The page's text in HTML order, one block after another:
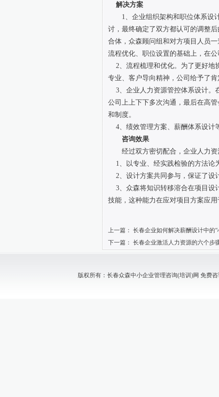
解决方案
1、企业组织架构和职位体系设
讨，最终确定了双方都认可的调整
合体，众森顾问组和对方项目人员
流程优化、职位设置的基础上，在
2、流程梳理和优化。为了更好地
专业、客户导向精神，公司给予了肯
3、企业人力资源管控体系设计。
公司上上下下多次沟通，最后在高
和制度。
4、绩效管理方案、薪酬体系设计
咨询效果
经过双方密切配合，企业人力
1、以专业、经实践检验的方法论
2、设计方案共同参与，保证了设
3、众森将知识转移溶合在项目设
技能，这种能力在应对项目方案应
上一篇： 长春企业如何解决薪酬设计中的“
下一篇： 长春企业激活人力资源的六个步
版权所有：长春众森中小企业管理咨询(培训)网 免费咨